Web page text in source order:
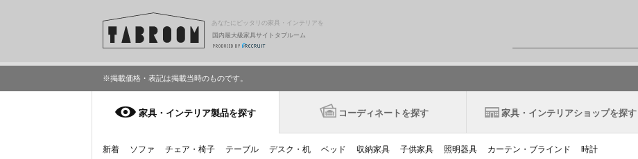
あなたにピッタリの家具・インテリアを
国内最大級家具サイトタブルーム
※掲載価格・表記は掲載当時のものです。
家具・インテリア製品を探す コーディネートを探す 家具・インテリアショップを探す
新着 ソファ チェア・椅子 テーブル デスク・机 ベッド 収納家具 子供家具 照明器具 カーテン・ブラインド
時計